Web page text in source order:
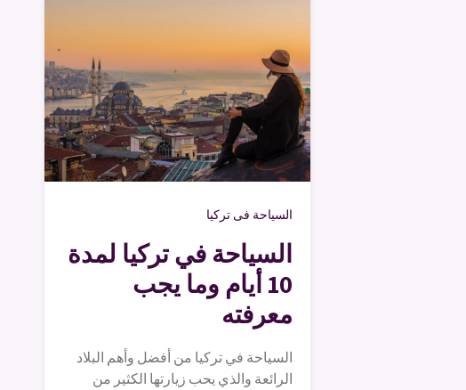
السياحة فى تركيا
السياحة في تركيا لمدة
10 أيام وما يجب
معرفته
السياحة في تركيا من أفضل وأهم البلاد
الرائعة والذي يحب زيارتها الكثير من